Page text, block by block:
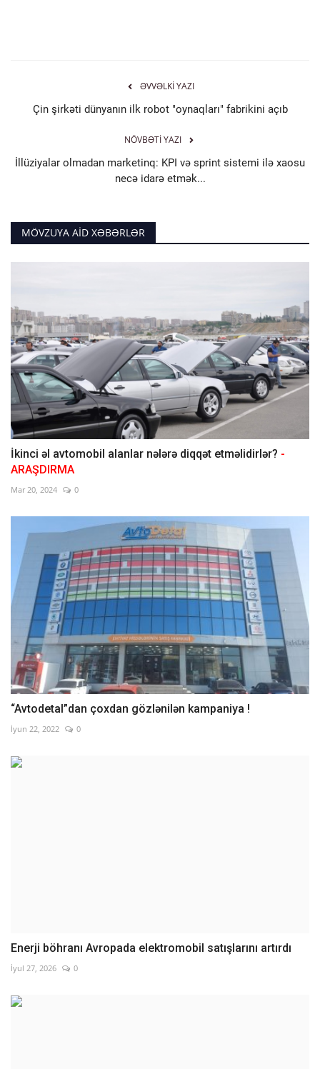
ƏVVƏLKI YAZI
Çin şirkəti dünyanın ilk robot "oynaqları" fabrikini açıb
NÖVBƏTI YAZI
İllüziyalar olmadan marketinq: KPI və sprint sistemi ilə xaosu
necə idarə etmək...
MÖVZUYA AID XƏBƏRLƏR
İkinci əl avtomobil alanlar nələrə diqqət etməlidirlər? -
ARAŞDIRMA
Mar 20, 2024 0
“Avtodetal”dan çoxdan gözlənilən kampaniya !
İyun 22, 2022 0
Enerji böhranı Avropada elektromobil satışlarını artırdı
İyul 27, 2026 0